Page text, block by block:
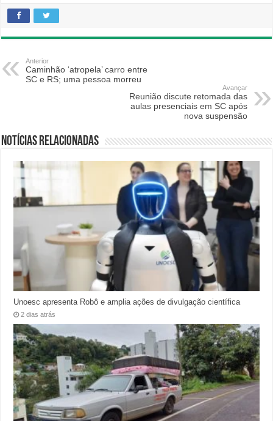
Anterior
Caminhão ‘atropela’ carro entre
SC e RS; uma pessoa morreu
Avançar
Reunião discute retomada das
aulas presenciais em SC após
nova suspensão
Notícias relacionadas
Unoesc apresenta Robô e amplia ações de divulgação científica
2 dias atrás